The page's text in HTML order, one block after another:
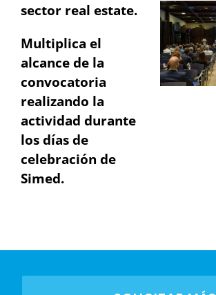
sector real estate.
Multiplica el
alcance de la
convocatoria
realizando la
actividad durante
los días de
celebración de
Simed.